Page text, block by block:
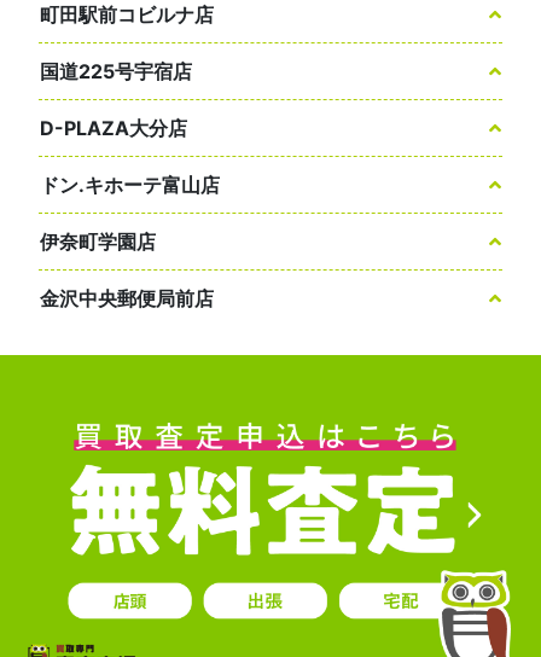
町田駅前コビルナ店
国道225号宇宿店
D-PLAZA大分店
ドン.キホーテ富山店
伊奈町学園店
金沢中央郵便局前店